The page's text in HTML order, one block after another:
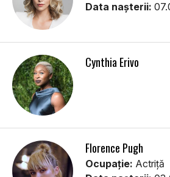
Data nașterii:
Cynthia Erivo
Florence Pugh
Ocupație: Actriță